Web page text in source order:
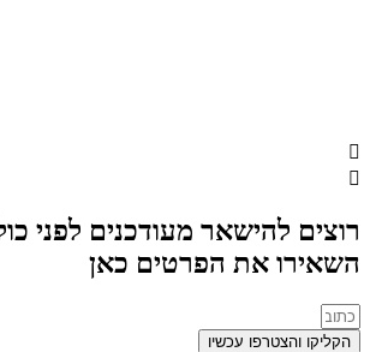
רוצים להישאר מעודכנים לפני
השאירו את הפרטים כאן
הקליקו והצטרפו עכשיו